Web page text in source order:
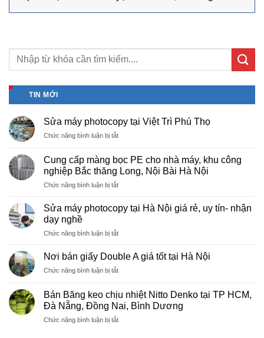
TIN MỚI
Sửa máy photocopy tại Việt Trì Phú Thọ
Chức năng bình luận bị tắtở
photocopy
tại
Việt
Phú
Thọ
Cung cấp màng bọc PE cho nhà máy, khu công
nghiệp Bắc thăng Long, Nội Bài Hà Nội
Chức năng bình luận bị tắtở
màng
PE
nhà
khu
nghiệp
Bắc
Long,
Sửa máy photocopy tại Hà Nội giá rẻ, uy tín- nhận
dạy nghề
Chức năng bình luận bị tắtở
máy
photocopy
tại
Nội
giá
uy
Nơi bán giấy Double A giá tốt tại Hà Nội
Chức năng bình luận bị tắtở
giấy
Double
A
Bán Băng keo chịu nhiệt Nitto Denko tại TP HCM,
Đà Nẵng, Đồng Nai, Bình Dương
Chức năng bình luận bị tắtở